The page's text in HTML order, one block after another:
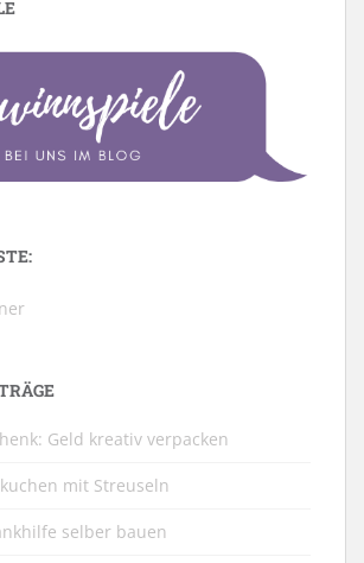
Geld kreativ verpacken
mit Streuseln
selber bauen